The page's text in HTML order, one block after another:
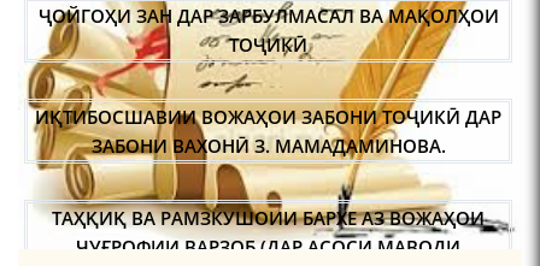
ЧЕХРАХОИ АСЛИИ МИРЗО
ТУРСУНЗОДА
ТОҶИКӢ
ИҚТИБОСШАВИИ ВОЖАҲОИ ЗАБОНИ ТОҶИКӢ ДАР
ЗАБОНИ ВАХОНӢ З. МАМАДАМИНОВА.
ТАҲҚИҚ ВА РАМЗКУШОИИ БАРХЕ АЗ ВОЖАҲОИ
ҶУҒРОФИИ ВАРЗОБ (ДАР АСОСИ МАВОДИ
ЗАБОНҲОИ ШАРҚИИ ЭРОНӢ) МИРЗОЕВ